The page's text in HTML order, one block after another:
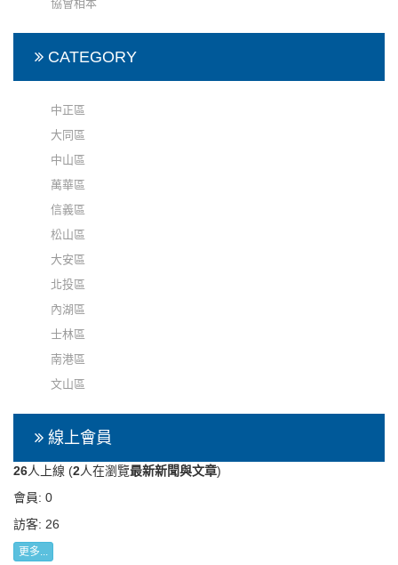
協會相本
CATEGORY
中正區
大同區
中山區
萬華區
信義區
松山區
大安區
北投區
內湖區
士林區
南港區
文山區
線上會員
26人上線 (2人在瀏覽最新新聞與文章)
會員: 0
訪客: 26
更多...